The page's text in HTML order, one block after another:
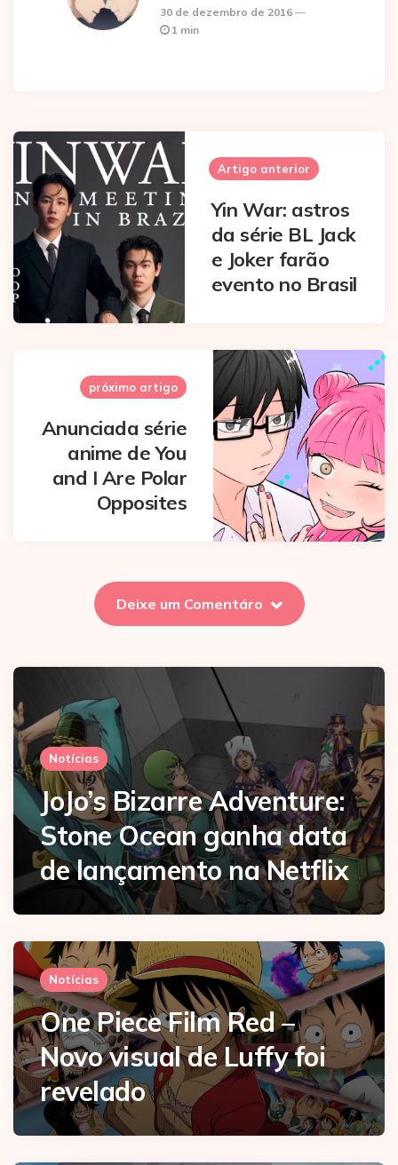
30 de dezembro de 2016
1 min
Post
navigation
Artigo anterior
Yin War: astros
da série BL Jack
e Joker farão
evento no Brasil
próximo artigo
Anunciada série
anime de You
and I Are Polar
Opposites
Deixe um Comentáro
Notícias
JoJo’s Bizarre Adventure:
Stone Ocean ganha data
de lançamento na Netflix
Notícias
One Piece Film Red –
Novo visual de Luffy foi
revelado